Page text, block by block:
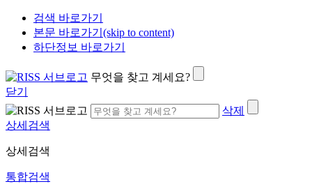
검색 바로가기
본문 바로가기(skip to content)
하단정보 바로가기
무엇을 찾고 계세요?
닫기
삭제
상세검색
상세검색
통합검색